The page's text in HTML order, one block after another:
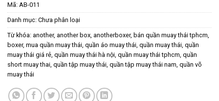
Mã: AB-011
Danh mục: Chưa phân loại
Từ khóa: another, another box anotherboxer, bán quần muay thái tphcm
boxer, mua quần muay thái quần áo muay thái quần muay thái quần
muay thái giá rẻ quần muay thái hà nội quần muay thái tphcm quần
short muay thai quần tập muay thái quần tập muay thái nam quần võ
muay thái